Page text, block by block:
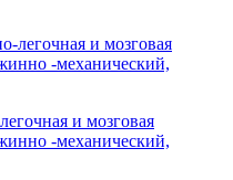
и мозговая
-механический,